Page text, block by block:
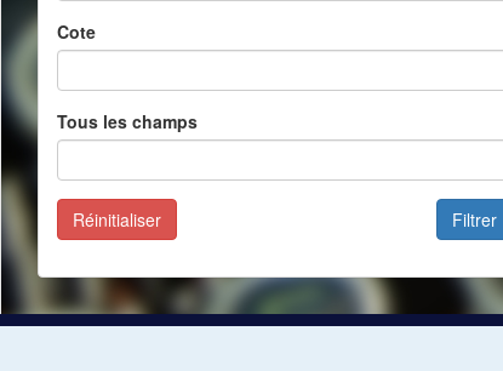
Cote
Tous les champs
Filtrer
Réinitialiser